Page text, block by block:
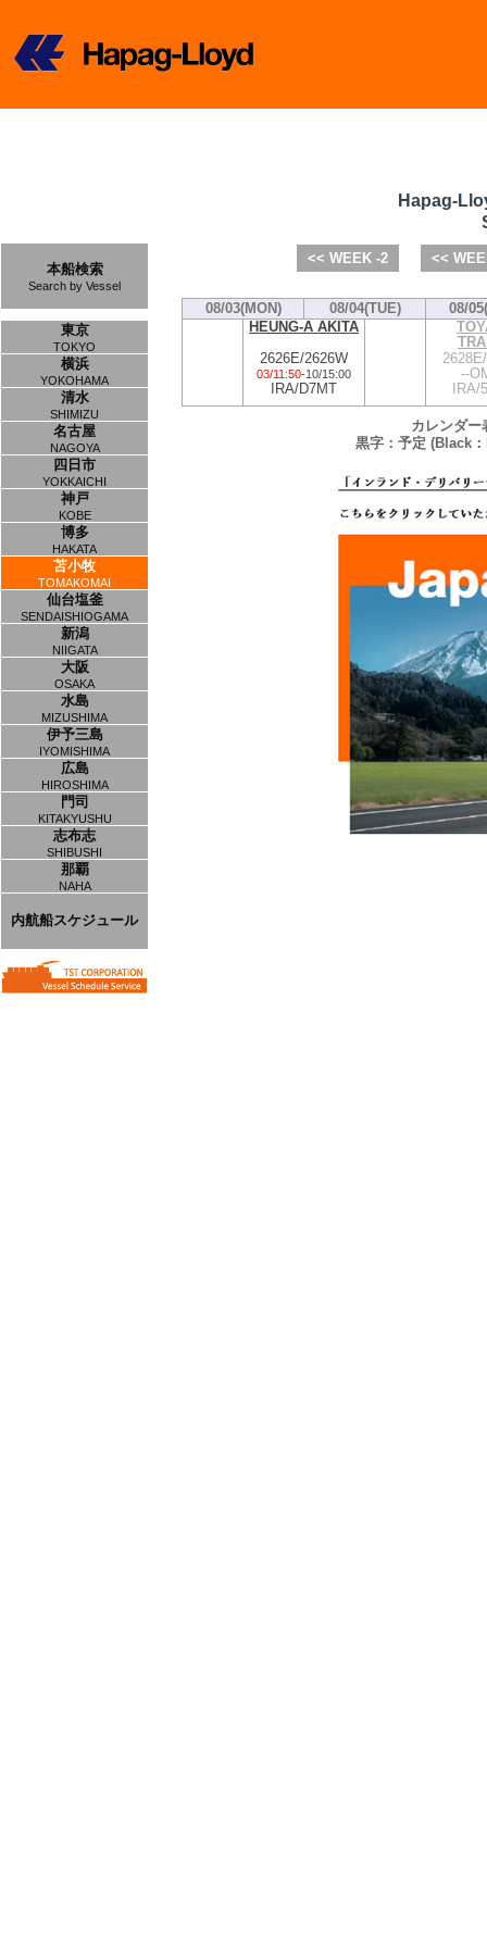
本船検索
Search by Vessel
東京
TOKYO
横浜
YOKOHAMA
清水
SHIMIZU
名古屋
NAGOYA
四日市
YOKKAICHI
神戸
KOBE
博多
HAKATA
苫小牧
TOMAKOMAI
仙台塩釜
SENDAISHIOGAMA
新潟
NIIGATA
大阪
OSAKA
水島
MIZUSHIMA
伊予三島
IYOMISHIMA
広島
HIROSHIMA
門司
KITAKYUSHU
志布志
SHIBUSHI
那覇
NAHA
内航船スケジュール
Hapag-
<< WEEK -2 <<
08/03(MON) 08/04(TUE)
08/
HEUNG-A AKITA
2626E/2626W
03/11:50-10/15:00
IRA/D7MT
--
IRA/
カレンダー
黒字：予定 (Black